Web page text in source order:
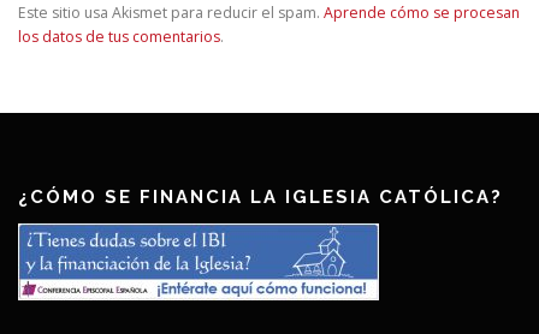
Este sitio usa Akismet para reducir el spam. Aprende cómo se procesan
los datos de tus comentarios.
¿CÓMO SE FINANCIA LA IGLESIA CATÓLICA?